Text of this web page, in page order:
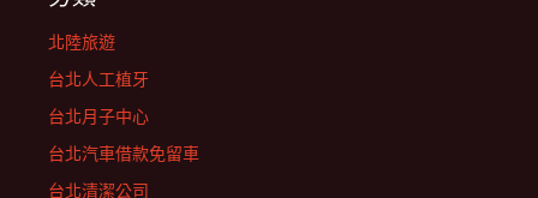
北陸旅遊
台北人工植牙
台北月子中心
台北汽車借款免留車
台北清潔公司